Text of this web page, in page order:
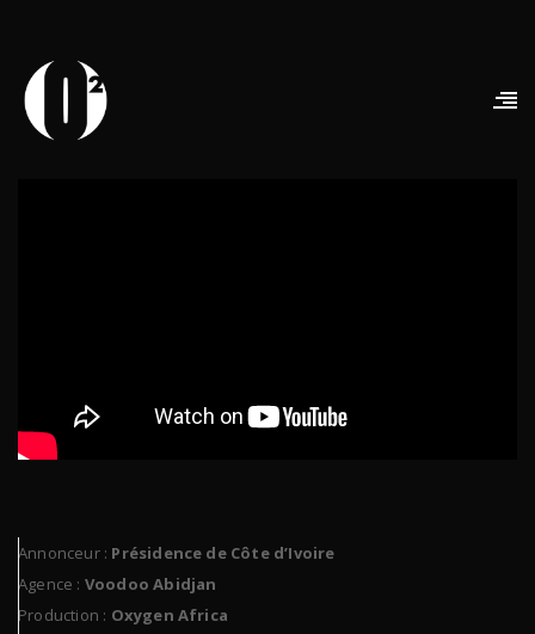
Annonceur : Présidence de Côte d’Ivoire
Agence : Voodoo Abidjan
Production : Oxygen Africa